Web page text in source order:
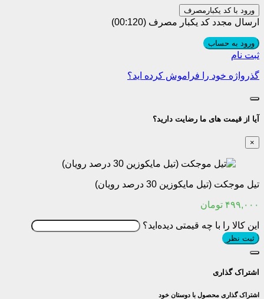
ورود با کد یکبارمصرف
ارسال مجدد کد یکبار مصرف (00:
120
)
ورود به حساب
ثبت نام
گذرواژه خود را فراموش کرده اید؟
آیا از قیمت های ما رضایت دارید؟
×
تیل موجکت (تیل مایکوزین 30 درصد رویان)
۴۹۹,۰۰۰ تومان
این کالا را با چه قیمتی دیده‌اید؟
ثبت نظر
اشتراک گذاری
اشتراک گذاری محصول با دوستان خود